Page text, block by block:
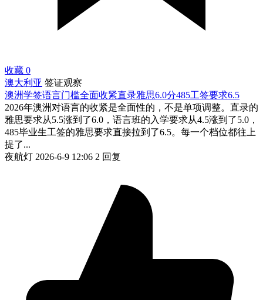
收藏 0
澳大利亚 签证观察
澳洲学签语言门槛全面收紧直录雅思6.0分485工签要求6.5
2026年澳洲对语言的收紧是全面性的，不是单项调整。直录的
雅思要求从5.5涨到了6.0，语言班的入学要求从4.5涨到了5.0，
485毕业生工签的雅思要求直接拉到了6.5。每一个档位都往上
提了...
夜航灯 2026-6-9 12:06 2 回复